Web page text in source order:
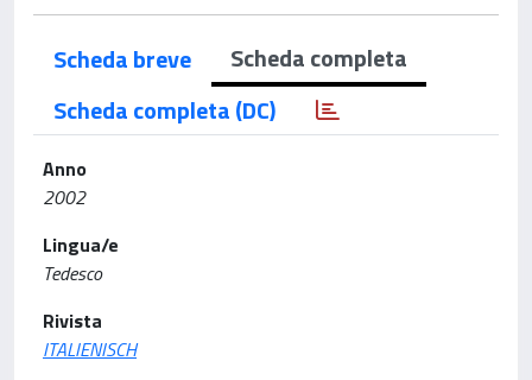
Scheda breve
Scheda completa
Scheda completa (DC)
Anno
2002
Lingua/e
Tedesco
Rivista
ITALIENISCH